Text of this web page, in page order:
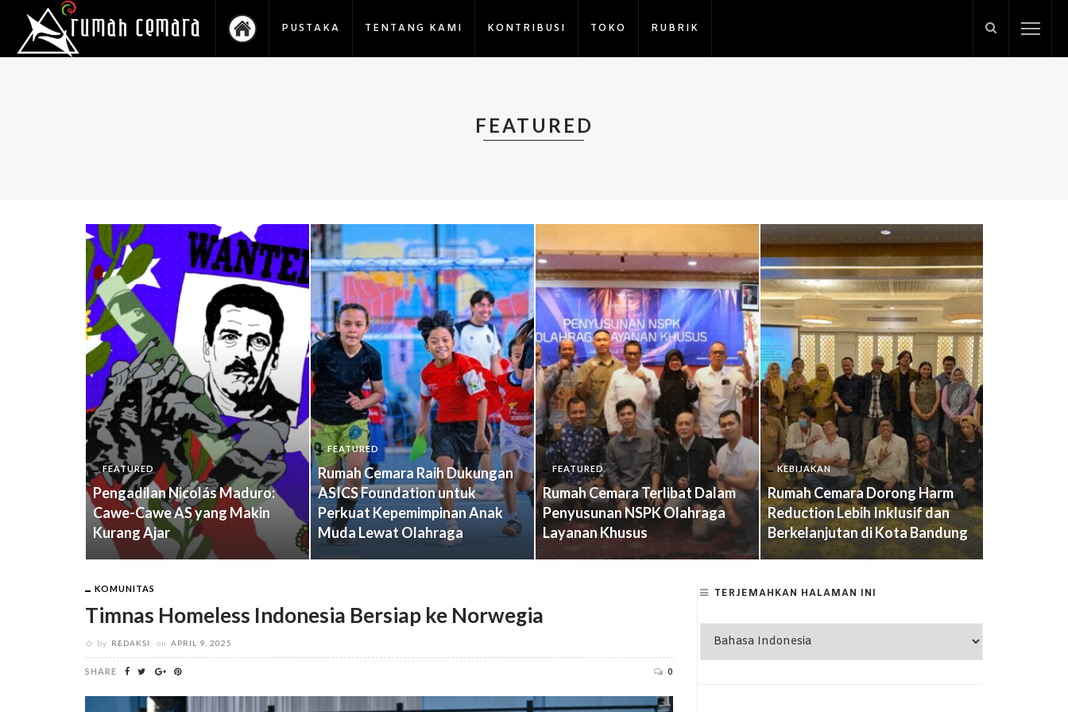
PUSTAKA TENTANG KAMI KONTRIBUSI TOKO RUBRIK
FEATURED
FEATURED
Pengadilan Nicolás Maduro:
Cawe-Cawe AS yang Makin
Kurang Ajar
FEATURED
Rumah Cemara Raih Dukungan
ASICS Foundation untuk
Perkuat Kepemimpinan Anak
Muda Lewat Olahraga
FEATURED
Rumah Cemara Terlibat Dalam
Penyusunan NSPK Olahraga
Layanan Khusus
KEBIJAKAN
Rumah Cemara Dorong Harm
Reduction Lebih Inklusif dan
Berkelanjutan di Kota Bandung
KOMUNITAS
Timnas Homeless Indonesia Bersiap ke Norwegia
by REDAKSI on APRIL 9, 2025
SHARE 0
TERJEMAHKAN HALAMAN INI